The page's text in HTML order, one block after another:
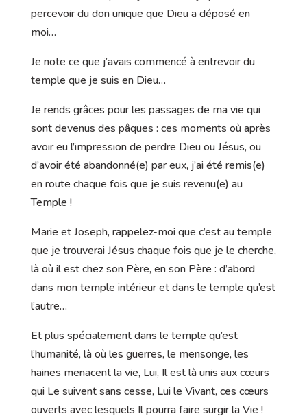
percevoir du don unique que Dieu a déposé en
moi…
Je note ce que j’avais commencé à entrevoir du
temple que je suis en Dieu…
Je rends grâces pour les passages de ma vie qui
sont devenus des pâques : ces moments où après
avoir eu l’impression de perdre Dieu ou Jésus, ou
d’avoir été abandonné(e) par eux, j’ai été remis(e)
en route chaque fois que je suis revenu(e) au
Temple !
Marie et Joseph, rappelez-moi que c’est au temple
que je trouverai Jésus chaque fois que je le cherche,
là où il est chez son Père, en son Père : d’abord
dans mon temple intérieur et dans le temple qu’est
l’autre…
Et plus spécialement dans le temple qu’est
l’humanité, là où les guerres, le mensonge, les
haines menacent la vie, Lui, Il est là unis aux cœurs
qui Le suivent sans cesse, Lui le Vivant, ces cœurs
ouverts avec lesquels Il pourra faire surgir la Vie !